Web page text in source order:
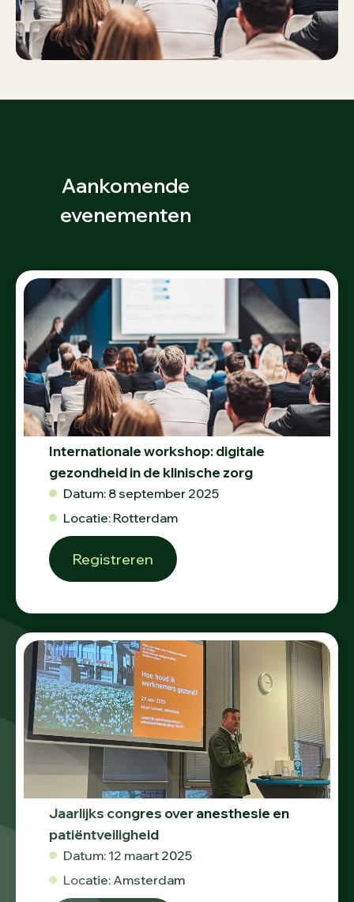
Aankomende
evenementen
Internationale workshop: digitale
gezondheid in de klinische zorg
Datum: 8 september 2025
Locatie: Rotterdam
Registreren
Jaarlijks congres over anesthesie en
patiëntveiligheid
Datum: 12 maart 2025
Locatie: Amsterdam